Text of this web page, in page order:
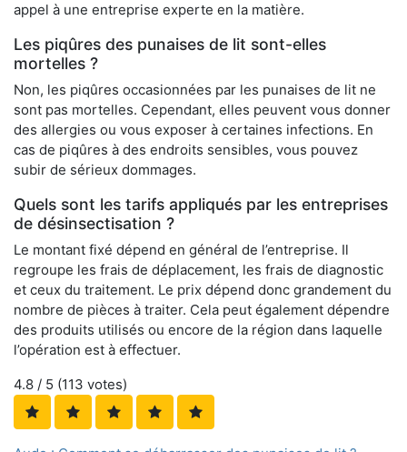
appel à une entreprise experte en la matière.
Les piqûres des punaises de lit sont-elles
mortelles ?
Non, les piqûres occasionnées par les punaises de lit ne
sont pas mortelles. Cependant, elles peuvent vous donner
des allergies ou vous exposer à certaines infections. En
cas de piqûres à des endroits sensibles, vous pouvez
subir de sérieux dommages.
Quels sont les tarifs appliqués par les entreprises
de désinsectisation ?
Le montant fixé dépend en général de l’entreprise. Il
regroupe les frais de déplacement, les frais de diagnostic
et ceux du traitement. Le prix dépend donc grandement du
nombre de pièces à traiter. Cela peut également dépendre
des produits utilisés ou encore de la région dans laquelle
l’opération est à effectuer.
4.8 / 5 (113 votes)